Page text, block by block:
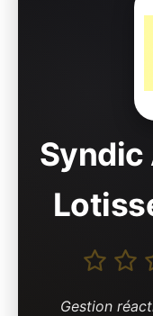
Syndic
Gestion